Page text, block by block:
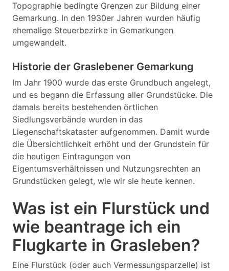
Topographie bedingte Grenzen zur Bildung einer
Gemarkung. In den 1930er Jahren wurden häufig
ehemalige Steuerbezirke in Gemarkungen
umgewandelt.
Historie der Graslebener Gemarkung
Im Jahr 1900 wurde das erste Grundbuch angelegt,
und es begann die Erfassung aller Grundstücke. Die
damals bereits bestehenden örtlichen
Siedlungsverbände wurden in das
Liegenschaftskataster aufgenommen. Damit wurde
die Übersichtlichkeit erhöht und der Grundstein für
die heutigen Eintragungen von
Eigentumsverhältnissen und Nutzungsrechten an
Grundstücken gelegt, wie wir sie heute kennen.
Was ist ein Flurstück und
wie beantrage ich ein
Flugkarte in Grasleben?
Eine Flurstück (oder auch Vermessungsparzelle) ist